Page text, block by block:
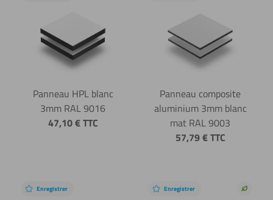
Panneau HPL blanc
3mm RAL 9016
47,10€TTC
Panneau composite
aluminium 3mm blanc
mat RAL 9003
57,79€TTC
Enregistrer Enregistrer
Choix